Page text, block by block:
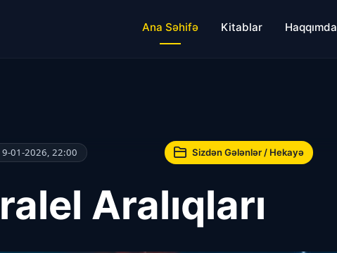
Ana Səhifə Kitablar Haqqımda
9-01-2026, 22:00 Sizdən Gələnlər / Hekayə
Aralıqları